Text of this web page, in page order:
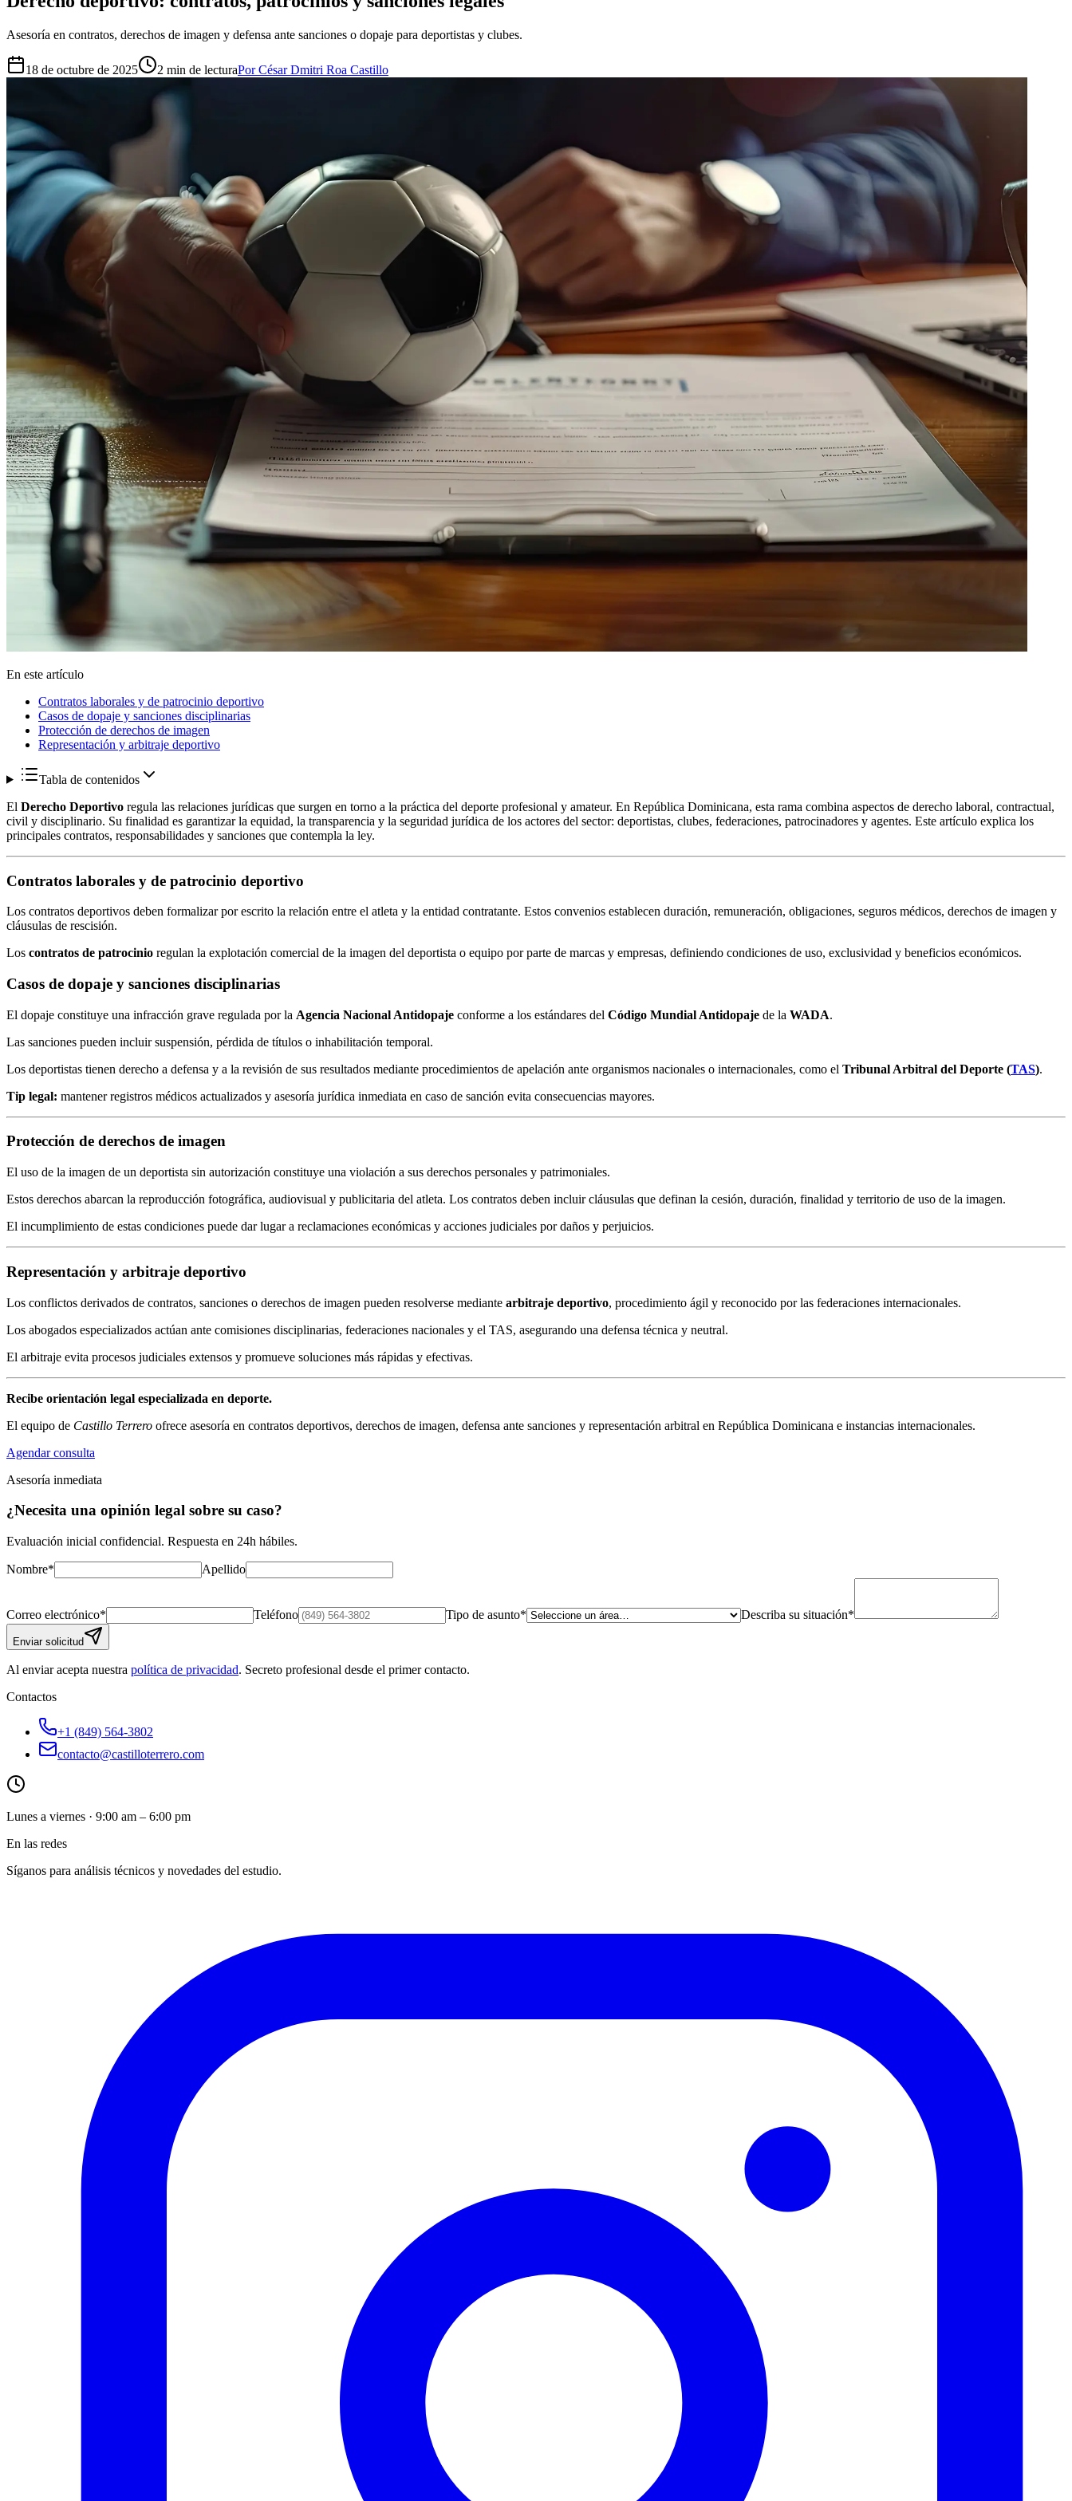
Asesoría en contratos, derechos de imagen y defensa ante sanciones o dopaje para deportistas y clubes.
18 de octubre de 2025 2 min de lecturaPor César Dmitri Roa Castillo
En este artículo
Contratos laborales y de patrocinio deportivo
Casos de dopaje y sanciones disciplinarias
Protección de derechos de imagen
Representación y arbitraje deportivo
Tabla de contenidos
El Derecho Deportivo regula las relaciones jurídicas que surgen en torno a la práctica del deporte profesional y amateur. En República Dominicana, esta rama combina aspectos de derecho laboral, contractual,
civil y disciplinario. Su finalidad es garantizar la equidad, la transparencia y la seguridad jurídica de los actores del sector: deportistas, clubes, federaciones, patrocinadores y agentes. Este artículo explica los
principales contratos, responsabilidades y sanciones que contempla la ley.
Contratos laborales y de patrocinio deportivo
Los contratos deportivos deben formalizar por escrito la relación entre el atleta y la entidad contratante. Estos convenios establecen duración, remuneración, obligaciones, seguros médicos, derechos de imagen y
cláusulas de rescisión.
Los contratos de patrocinio regulan la explotación comercial de la imagen del deportista o equipo por parte de marcas y empresas, definiendo condiciones de uso, exclusividad y beneficios económicos.
Casos de dopaje y sanciones disciplinarias
El dopaje constituye una infracción grave regulada por la Agencia Nacional Antidopaje conforme a los estándares del Código Mundial Antidopaje de la WADA.
Las sanciones pueden incluir suspensión, pérdida de títulos o inhabilitación temporal.
Los deportistas tienen derecho a defensa y a la revisión de sus resultados mediante procedimientos de apelación ante organismos nacionales o internacionales, como el Tribunal Arbitral del Deporte (TAS).
Tip legal: mantener registros médicos actualizados y asesoría jurídica inmediata en caso de sanción evita consecuencias mayores.
Protección de derechos de imagen
El uso de la imagen de un deportista sin autorización constituye una violación a sus derechos personales y patrimoniales.
Estos derechos abarcan la reproducción fotográfica, audiovisual y publicitaria del atleta. Los contratos deben incluir cláusulas que definan la cesión, duración, finalidad y territorio de uso de la imagen.
El incumplimiento de estas condiciones puede dar lugar a reclamaciones económicas y acciones judiciales por daños y perjuicios.
Representación y arbitraje deportivo
Los conflictos derivados de contratos, sanciones o derechos de imagen pueden resolverse mediante arbitraje deportivo, procedimiento ágil y reconocido por las federaciones internacionales.
Los abogados especializados actúan ante comisiones disciplinarias, federaciones nacionales y el TAS, asegurando una defensa técnica y neutral.
El arbitraje evita procesos judiciales extensos y promueve soluciones más rápidas y efectivas.
Recibe orientación legal especializada en deporte.
El equipo de Castillo Terrero ofrece asesoría en contratos deportivos, derechos de imagen, defensa ante sanciones y representación arbitral en República Dominicana e instancias internacionales.
Agendar consulta
Asesoría inmediata
¿Necesita una opinión legal sobre su caso?
Evaluación inicial confidencial. Respuesta en 24h hábiles.
Nombre* Apellido
Correo electrónico* Teléfono Tipo de asunto* Describa su situación*
Enviar solicitud
Al enviar acepta nuestra política de privacidad. Secreto profesional desde el primer contacto.
Contactos
+1 (849) 564-3802
contacto@castilloterrero.com
Lunes a viernes · 9:00 am – 6:00 pm
En las redes
Síganos para análisis técnicos y novedades del estudio.